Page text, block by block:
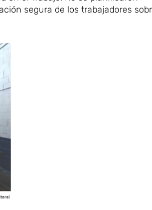
segura de los trabajadores